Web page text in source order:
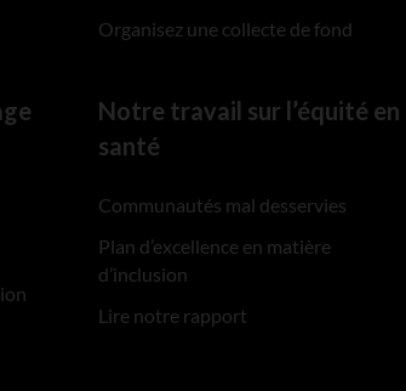
Organisez une collecte de fond
Notre travail sur l’équité en
santé
Communautés mal desservies
Plan d’excellence en matière
d’inclusion
Lire notre rapport